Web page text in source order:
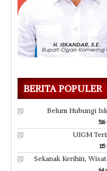
BERITA POPULER
Belum Hubungi
UIGM
Sekanak Kerihin,